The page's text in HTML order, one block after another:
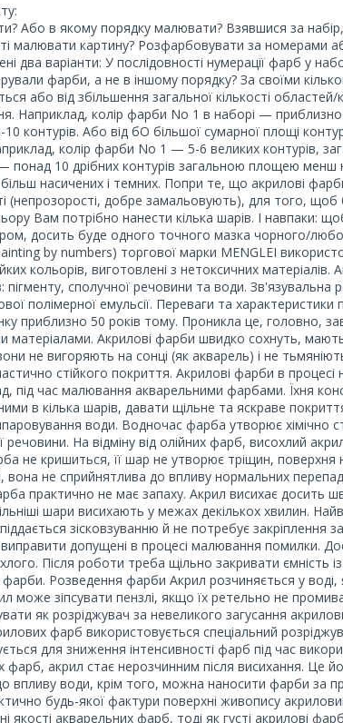
Або в якому порядку малювати? Взявшися за
малювати картину? Розфарбовувати за номерами
два варіанти: У послідовності нумерації фарб у
фарби, а не в іншому порядку? За своїми
або від збільшення загальної кількості
Наприклад, колір фарби No 1 в наборі —
контурів. Або від бО більшої сумарної площі
колір фарби No 1 — 5-6 великих контурів,
понад 10 дрібних контурів загальною площею менш
насичених і темних. Попри те, що акрилові
(непрозорості, добре замальовують), для того,
Вам потрібно нанести кілька шарів. І навпаки:
досить буде одного точного мазка чорного/
by numbers) торгової марки MENGLEI
кольорів, виготовлені з нетоксичних
пігменту, сполучної речовини та води.
полімерної емульсії. Переваги та
приблизно 50 років тому. Проникла це, головно,
матеріалами. Акрилові фарби швидко сохнуть, мають
не вигоряють на сонці (як акварель) і не
стійкого покриття. Акрилові фарби в
під час малювання акварельними фарбами. Їхня
в кілька шарів, давати щільне та яскраве
води. Водночас фарба утворює хімічно
речовини. На відміну від олійних фарб, висохлий
не кришиться, її шар не утворює тріщин,
не сприйнятлива до впливу нормальних
практично не має запаху. Акрил висихає
шари висихають у межах декількох хвилин.
зісковзуванню й не потребує
допущені в процесі малювання помилки.
Після роботи треба щільно закривати
фарби. Розведення фарби Акрил розчиняється у
може зіпсувати пензлі, якщо їх ретельно не
як розріджувач за невеликого загусання
фарб використовується спеціальний
для зниження інтенсивності фарб під час
фарб, акрил стає нерозчинним після висихання. Це
впливу води, крім того, можна наносити фарби за
будь-якої фактури поверхні живопису
якості акварельних фарб, тоді як густі акрилові